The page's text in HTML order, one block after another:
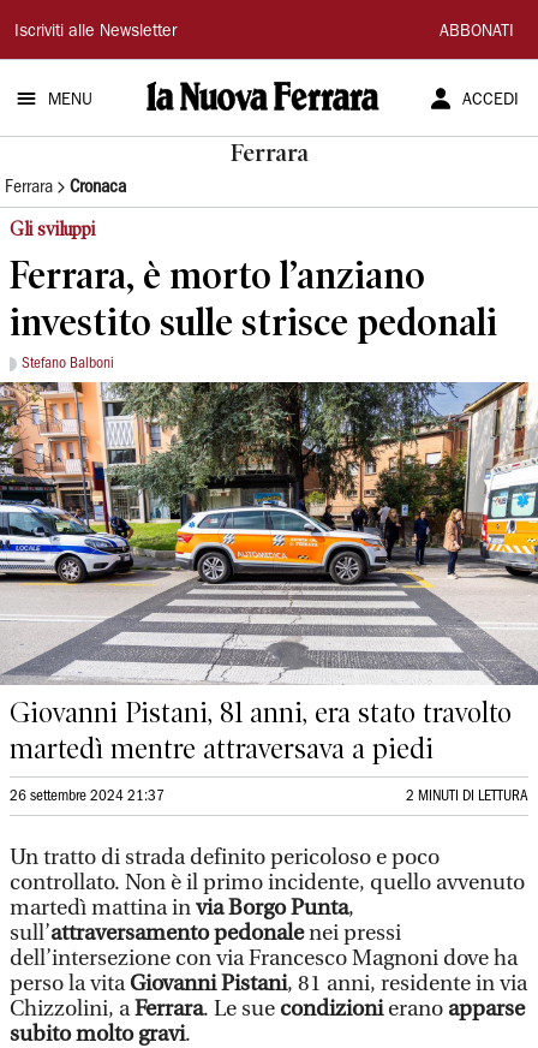
La
Nuova
Ferrara
Iscriviti alle Newsletter ABBONATI
MENU ACCEDI
Ferrara
Ferrara Cronaca
Gli sviluppi
Ferrara, è morto l’anziano
investito sulle strisce pedonali
Stefano Balboni
Giovanni Pistani, 81 anni, era stato travolto
martedì mentre attraversava a piedi
26 settembre 2024 21:37 2 MINUTI DI LETTURA
Un tratto di strada definito pericoloso e poco
controllato. Non è il primo incidente, quello avvenuto
martedì mattina invia Borgo Punta,
sull’attraversamento pedonalenei pressi
dell’intersezione con via Francesco Magnoni dove ha
perso la vitaGiovanni Pistani, 81 anni, residente in via
Chizzolini, aFerrara. Le sue condizionierano apparse
subito molto gravi.